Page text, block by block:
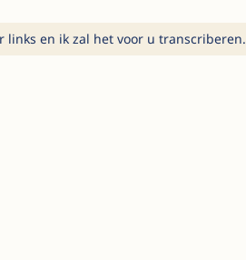
links en ik zal het voor u transcriberen.